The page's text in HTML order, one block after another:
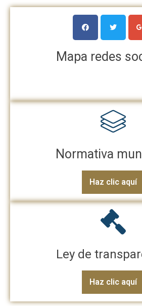
Mapa redes
Normativa
Haz clic aquí
Ley de
Haz clic aquí